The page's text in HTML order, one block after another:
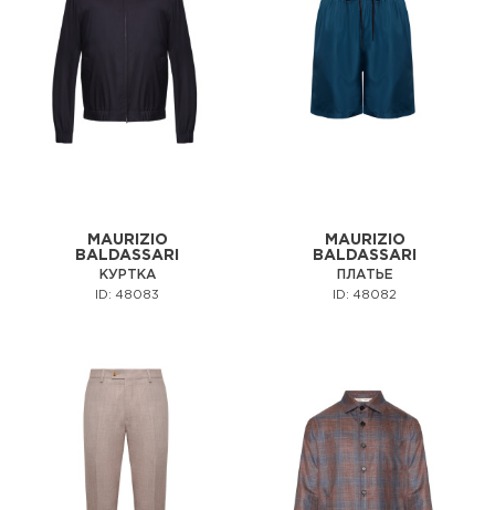
MAURIZIO
BALDASSARI
КУРТКА
ID: 48083
MAURIZIO
BALDASSARI
ПЛАТЬЕ
ID: 48082